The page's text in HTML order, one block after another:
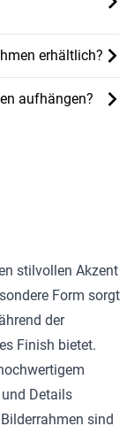
erhältlich?
aufhängen?
stilvollen Akzent
Form sorgt
der
Finish bietet.
Details
sind